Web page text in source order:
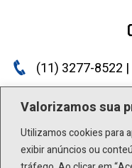
Valorizamos sua
Utilizamos cookies para
exibir anúncios ou
(11) 3277-8522